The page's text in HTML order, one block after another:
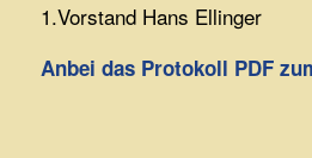
1.Vorstand Hans Ellinger
Anbei das Protokoll PDF